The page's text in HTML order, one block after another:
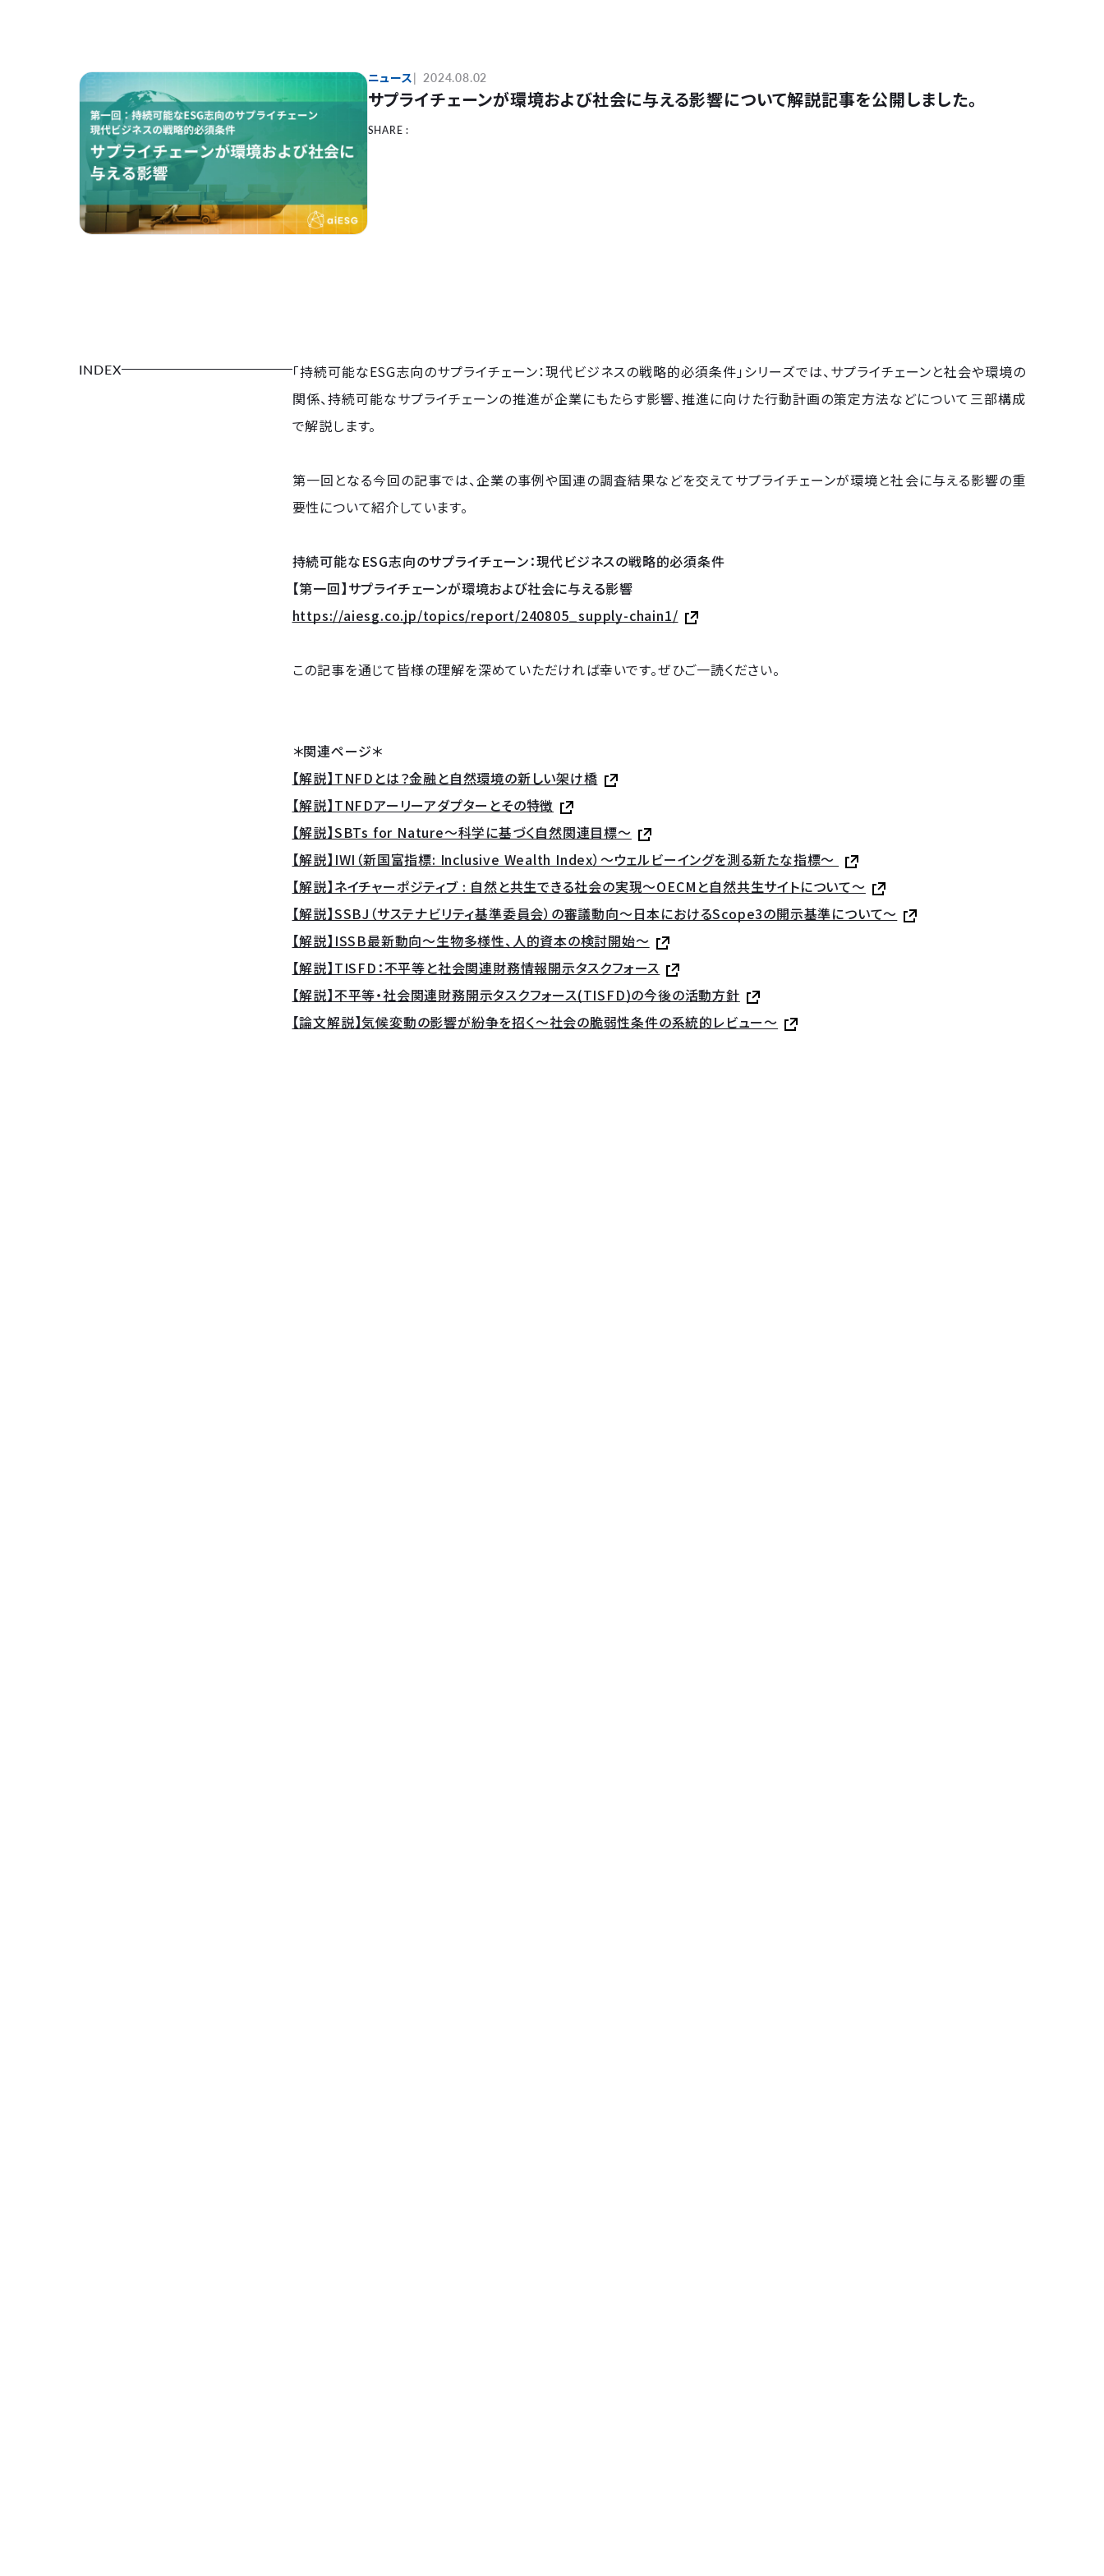
ニュース 2024.08.02
サプライチェーンが環境および社会に与える影響について解説記事を公開しました。
SHARE :
INDEX
「持続可能なESG志向のサプライチェーン：現代ビジネスの戦略的必須条件」シリーズでは、サプライチェーンと社会や環境の
関係、持続可能なサプライチェーンの推進が企業にもたらす影響、推進に向けた行動計画の策定方法などについて三部構成
で解説します。
第一回となる今回の記事では、企業の事例や国連の調査結果などを交えてサプライチェーンが環境と社会に与える影響の重
要性について紹介しています。
持続可能なESG志向のサプライチェーン：現代ビジネスの戦略的必須条件
【第一回】サプライチェーンが環境および社会に与える影響
https://aiesg.co.jp/topics/report/240805_supply-chain1/
この記事を通じて皆様の理解を深めていただければ幸いです。ぜひご一読ください。
＊関連ページ＊
【解説】TNFDとは？金融と自然環境の新しい架け橋
【解説】TNFDアーリーアダプターとその特徴
【解説】SBTs for Nature〜科学に基づく自然関連目標〜
【解説】IWI（新国富指標: Inclusive Wealth Index）〜ウェルビーイングを測る新たな指標〜
【解説】ネイチャーポジティブ : 自然と共生できる社会の実現～OECMと自然共生サイトについて～
【解説】SSBJ（サステナビリティ基準委員会）の審議動向～日本におけるScope3の開示基準について～
【解説】ISSB最新動向～生物多様性、人的資本の検討開始～
【解説】TISFD：不平等と社会関連財務情報開示タスクフォース
【解説】不平等・社会関連財務開示タスクフォース(TISFD)の今後の活動方針
【論文解説】気候変動の影響が紛争を招く～社会の脆弱性条件の系統的レビュー～